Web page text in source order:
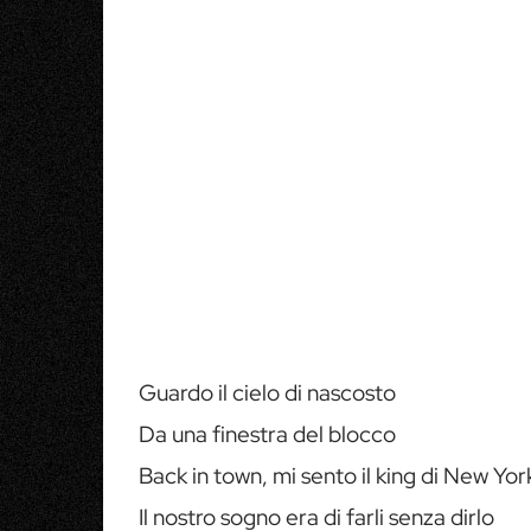
Guardo il cielo di nascosto
Da una finestra del blocco
Back in town, mi sento il king di New
Il nostro sogno era di farli senza dirlo